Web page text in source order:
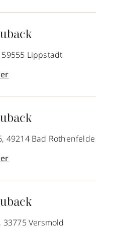
59555 Lippstadt
49214 Bad Rothenfelde
33775Versmold